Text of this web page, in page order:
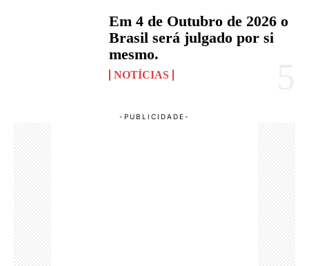
Em 4 de Outubro de 2026 o
Brasil será julgado por si
mesmo.
NOTÍCIAS